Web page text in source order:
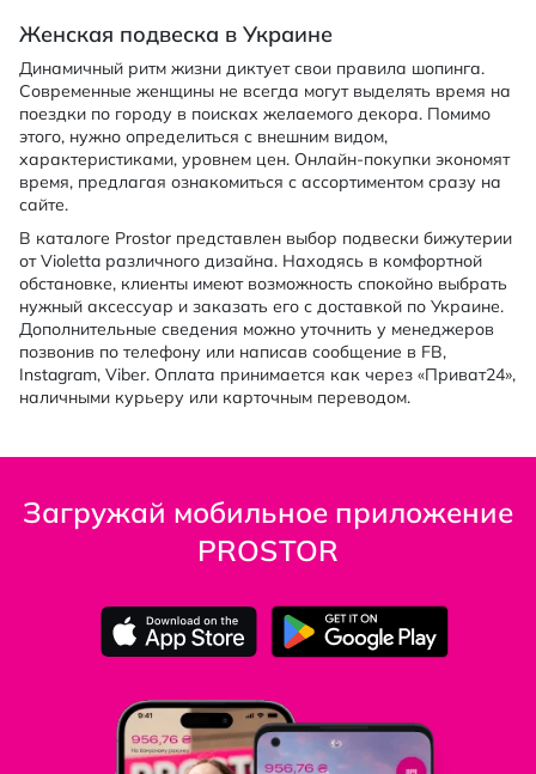
Женская подвеска в Украине
Динамичный ритм жизни диктует свои правила шопинга.
Современные женщины не всегда могут выделять время на
поездки по городу в поисках желаемого декора. Помимо
этого, нужно определиться с внешним видом,
характеристиками, уровнем цен. Онлайн-покупки экономят
время, предлагая ознакомиться с ассортиментом сразу на
сайте.
В каталоге Prostor представлен выбор подвески бижутерии
от Violetta различного дизайна. Находясь в комфортной
обстановке, клиенты имеют возможность спокойно выбрать
нужный аксессуар и заказать его с доставкой по Украине.
Дополнительные сведения можно уточнить у менеджеров
позвонив по телефону или написав сообщение в FB,
Instagram, Viber. Оплата принимается как через «Приват24»,
наличными курьеру или карточным переводом.
Загружай мобильное приложение
PROSTOR